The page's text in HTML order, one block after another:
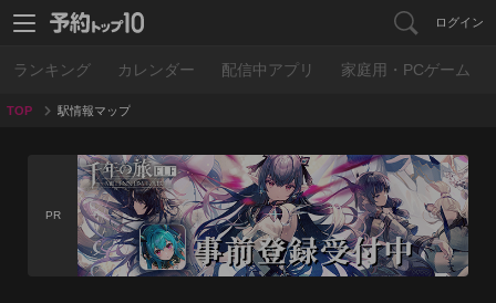
ログイン
ランキング カレンダー 配信中アプリ 家庭用・PCゲーム
TOP 駅情報マップ
PR